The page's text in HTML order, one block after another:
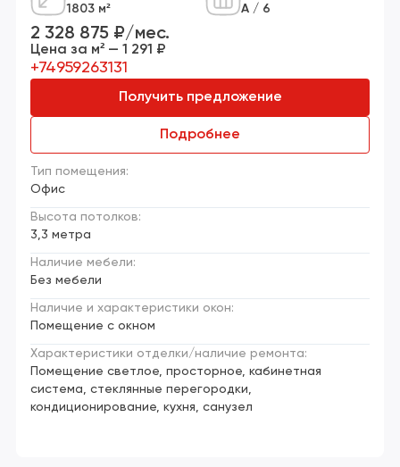
1803 м²
А / 6
Тип помещения:
Офис
Высота потолков:
3,3 метра
Наличие мебели:
Без мебели
Наличие и характеристики окон:
Помещение с окном
Характеристики отделки/наличие ремонта:
Помещение светлое, просторное, кабинетная
система, стеклянные перегородки,
кондиционирование, кухня, санузел
2 328 875 ₽/мес.
Цена за м² — 1 291 ₽
+74959263131
Получить предложение
Подробнее